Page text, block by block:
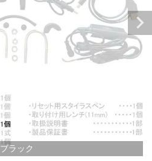
ブラック